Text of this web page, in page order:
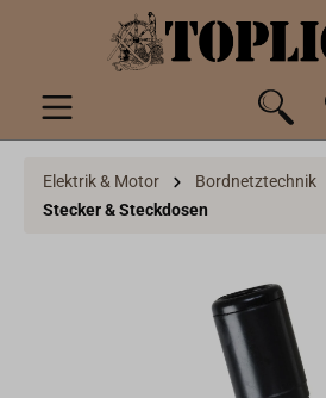
springen
Elektrik & Motor
Bordnetztechnik
Stecker & Steckdosen